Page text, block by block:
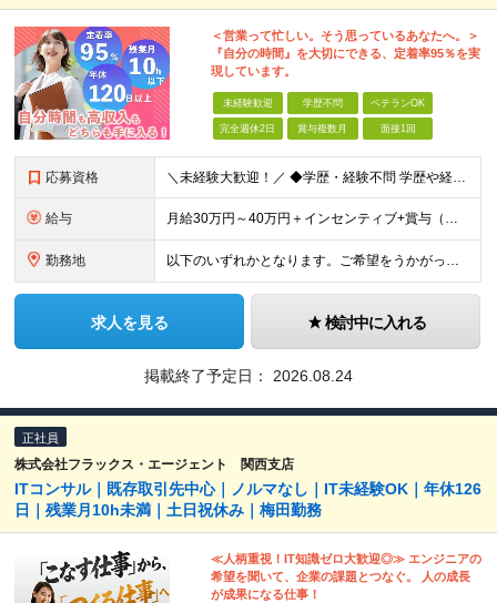
＜営業って忙しい。そう思っているあなたへ。＞
『自分の時間』を大切にできる、定着率95％を実
現しています。
未経験歓迎 学歴不問 ベテランOK
完全週休2日 賞与複数月 面接1回
応募資格 ＼未経験大歓迎！／ ◆学歴・経験不問 学歴や経歴は一切問いません。 「とにかくやる気がある」方大歓迎です！ ＼こんな方に向いています！／ ・とにかく収入を上げたい ・人と話すことが苦じゃない ・成果
給与 月給30万円～40万円＋インセンティブ+賞与（年2回・業績による） 安定給与＋高還元のインセンティブだから、 心の余裕をもって高収入を目指せます！ 契約に繋がりやすい事業形態です。 ※固定残業代
勤務地 以下のいずれかとなります。ご希望をうかがって配属いたします。 本社/東京都台東区東上野3-36-1 上野第二ビル３階 横浜支店/神奈川県横浜市神奈川区鶴屋町2-9-4 ※転居を伴う転勤はありません
求人を見る 検討中に入れる
掲載終了予定日： 2026.08.24
正社員
株式会社フラックス・エージェント 関西支店
ITコンサル｜既存取引先中心｜ノルマなし｜IT未経験OK｜年休126
日｜残業月10h未満｜土日祝休み｜梅田勤務
≪人柄重視！IT知識ゼロ大歓迎◎≫ エンジニアの
希望を聞いて、企業の課題とつなぐ。 人の成長
が成果になる仕事！